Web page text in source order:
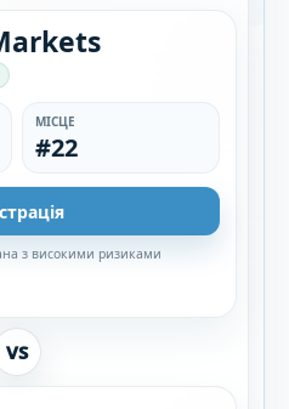
МІСЦЕ
#22
з високими ризиками
VS